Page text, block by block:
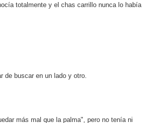
totalmente y el chas carrillo nunca lo había
de buscar en un lado y otro.
más mal que la palma", pero no tenía ni